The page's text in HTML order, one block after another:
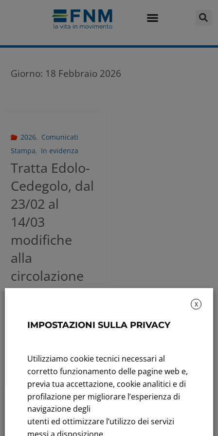
Giorno: 18 Febbraio 2026
2026, Comunicati
Stampa, In evidenza
Tratta Edolo-
Cedegolo, dal
23/02 al
14/03
modifiche
alla
circolazione
per lavori a
Febbraio 18, 2026
Leggi tutto
Rendicontazione di sostenibilità
Andamento titolo: Il titolo in Borsa
X
IMPOSTAZIONI SULLA PRIVACY
Utilizziamo cookie tecnici necessari al
corretto funzionamento delle pagine web e,
previa tua accettazione, cookie analitici e di
profilazione per migliorare l’esperienza di
navigazione degli
utenti ed ottimizzare l’utilizzo dei servizi